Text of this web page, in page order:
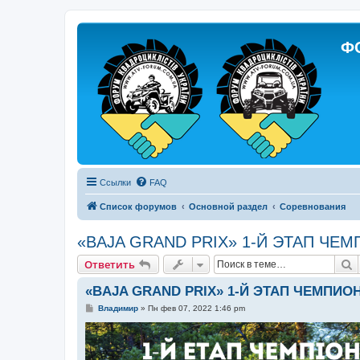
Ссылки FAQ
Список форумов Основной раздел Соревнования
«BAJA GRAND PRIX» 1-Й ЭТАП
Ответить
«BAJA GRAND PRIX» 1-Й ЭТАП
С
о
б
щ
е
Владимир» Пн фев 07, 2022 1:46 pm